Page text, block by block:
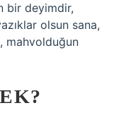
bir deyimdir,
olsun sana,
mahvolduğun